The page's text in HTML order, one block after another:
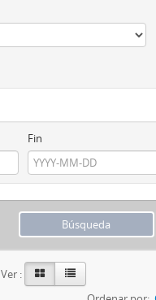
Fin
Ver :